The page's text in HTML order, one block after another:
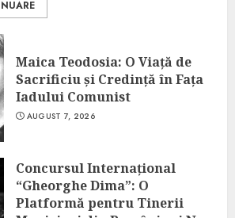
Maica Teodosia: O Viață de
Sacrificiu și Credință în Fața
Iadului Comunist
AUGUST 7, 2026
Concursul Internațional
“Gheorghe Dima”: O
Platformă pentru Tinerii